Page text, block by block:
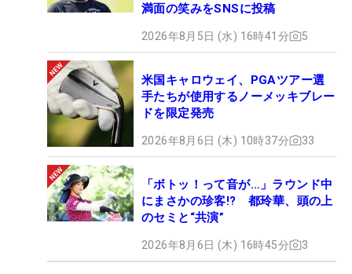
満面の笑みをSNSに投稿
2026年8月5日 (水) 16時41分 5
米国キャロウェイ、PGAツアー選
手たちが使用するノーメッキブレー
ドを限定発売
2026年8月6日 (木) 10時37分 33
「ボトッ！って音が…」ラウンド中
にまさかの珍客!? 都玲華、頭の上
のセミと“共演”
2026年8月6日 (木) 16時45分 3